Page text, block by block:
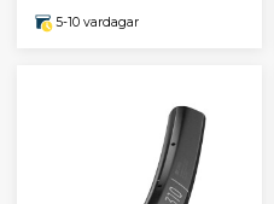
5-10 vardagar